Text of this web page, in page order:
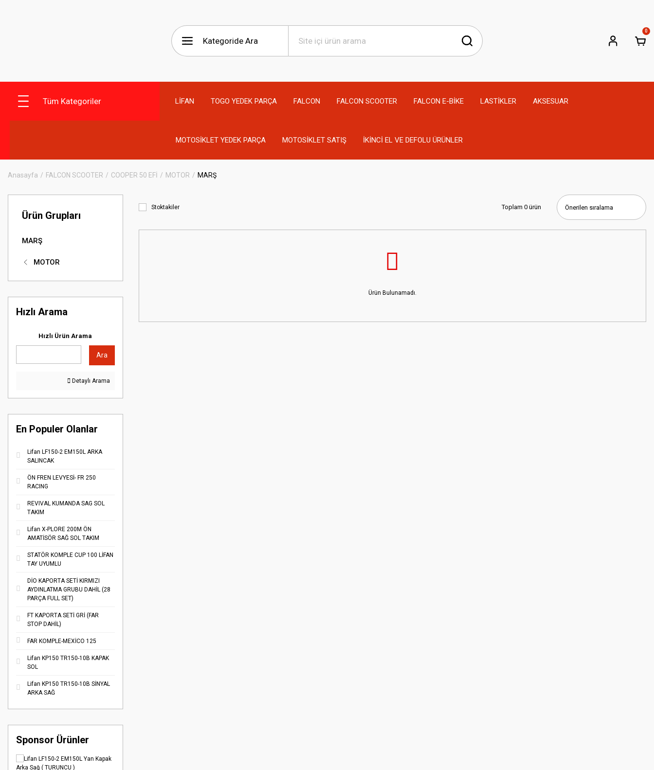
0
Tüm Kategoriler LİFAN TOGO YEDEK PARÇA FALCON FALCON SCOOTER FALCON E-BİKE LASTİKLER AKSESUAR
MOTOSİKLET YEDEK PARÇA MOTOSİKLET SATIŞ İKİNCİ EL VE DEFOLU ÜRÜNLER
Anasayfa FALCON SCOOTER COOPER 50 EFİ MOTOR MARŞ
Ürün Grupları
MARŞ
MOTOR
Hızlı Arama
Hızlı Ürün Arama
Ara
Detaylı Arama
En Populer Olanlar
Lifan LF150-2 EM150L ARKA
SALINCAK
ÖN FREN LEVYESİ- FR 250
RACING
REVIVAL KUMANDA SAG SOL
TAKIM
Lifan X-PLORE 200M ÖN
AMATİSÖR SAĞ SOL TAKIM
STATÖR KOMPLE CUP 100 LİFAN
TAY UYUMLU
DİO KAPORTA SETİ KIRMIZI
AYDINLATMA GRUBU DAHİL (28
PARÇA FULL SET)
FT KAPORTA SETİ GRİ (FAR
STOP DAHİL)
FAR KOMPLE-MEXİCO 125
Lifan KP150 TR150-10B KAPAK
SOL
Lifan KP150 TR150-10B SİNYAL
ARKA SAĞ
Sponsor Ürünler
Stoktakiler Toplam 0 ürün
Ürün Bulunamadı.